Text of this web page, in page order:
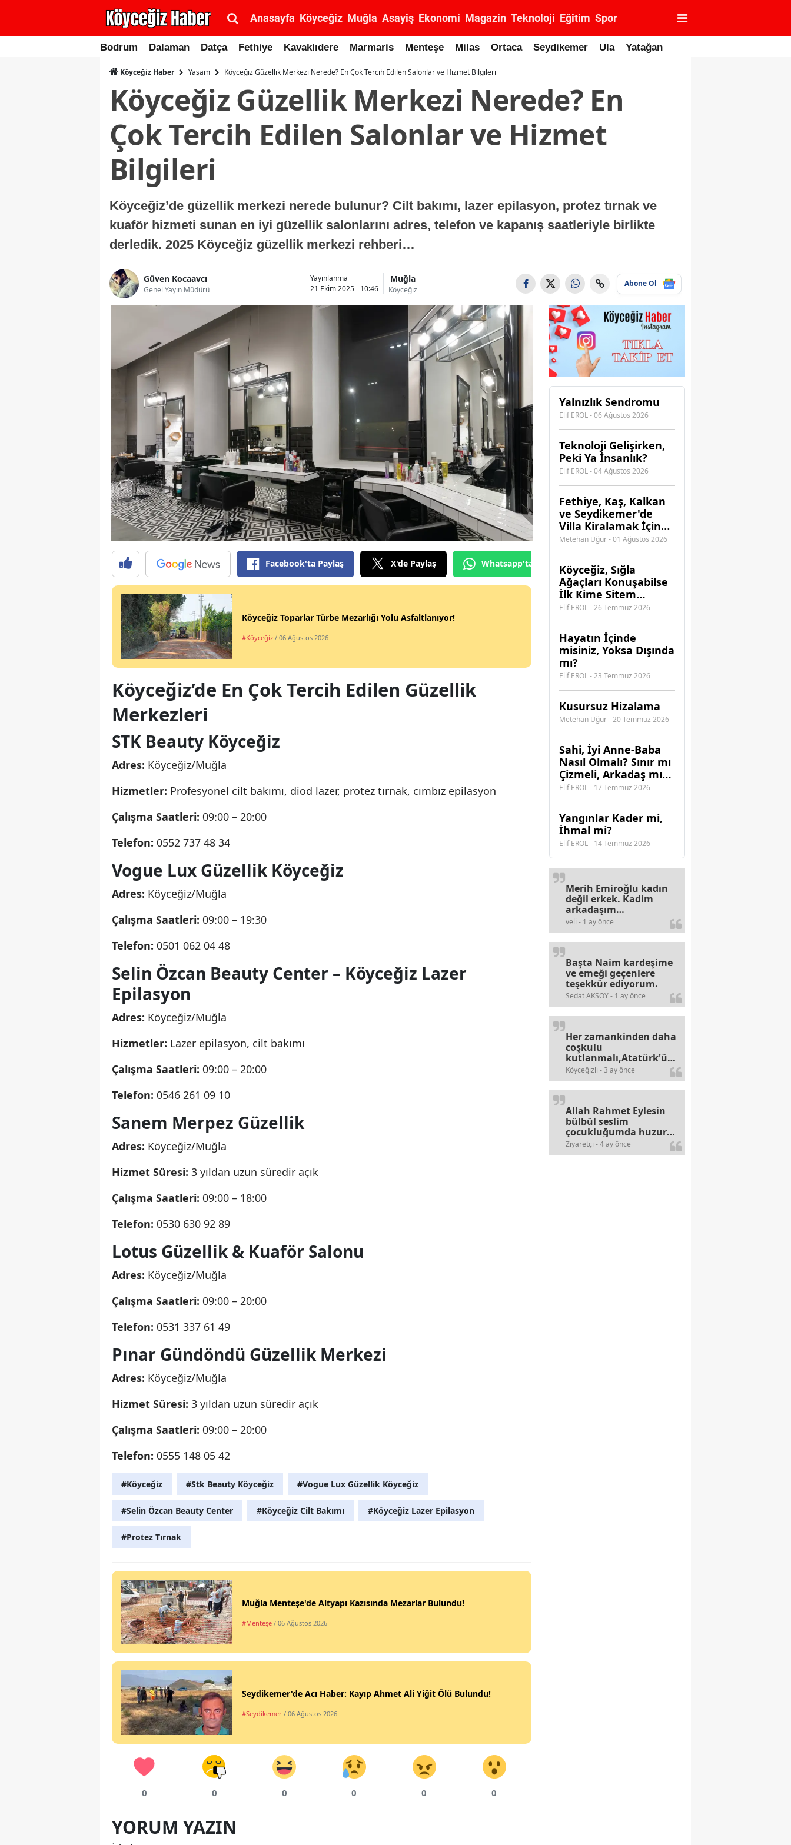
Anasayfa Köyceğiz Muğla Asayiş Ekonomi Magazin Teknoloji Eğitim Spor
Bodrum Dalaman Datça Fethiye Kavaklıdere Marmaris Menteşe Milas Ortaca Seydikemer Ula Yatağan
Köyceğiz Haber Yaşam Köyceğiz Güzellik Merkezi Nerede? En Çok Tercih Edilen Salonlar ve Hizmet Bilgileri
Köyceğiz Güzellik Merkezi Nerede? En
Çok Tercih Edilen Salonlar ve Hizmet
Bilgileri
Köyceğiz’de güzellik merkezi nerede bulunur? Cilt bakımı, lazer epilasyon, protez tırnak ve
kuaför hizmeti sunan en iyi güzellik salonlarını adres, telefon ve kapanış saatleriyle birlikte
derledik. 2025 Köyceğiz güzellik merkezi rehberi…
Güven Kocaavcı
Genel Yayın Müdürü
Yayınlanma
21 Ekim 2025 - 10:46
Muğla
Köyceğiz
Abone Ol
Facebook'ta Paylaş X'de Paylaş Whatsapp'tan Gönder
Köyceğiz Toparlar Türbe Mezarlığı Yolu Asfaltlanıyor!
#Köyceğiz / 06 Ağustos 2026
Köyceğiz’de En Çok Tercih Edilen Güzellik
Merkezleri
STK Beauty Köyceğiz
Adres: Köyceğiz/Muğla
Hizmetler: Profesyonel cilt bakımı, diod lazer, protez tırnak, cımbız epilasyon
Çalışma Saatleri: 09:00 – 20:00
Telefon: 0552 737 48 34
Vogue Lux Güzellik Köyceğiz
Adres: Köyceğiz/Muğla
Çalışma Saatleri: 09:00 – 19:30
Telefon: 0501 062 04 48
Selin Özcan Beauty Center – Köyceğiz Lazer
Epilasyon
Adres: Köyceğiz/Muğla
Hizmetler: Lazer epilasyon, cilt bakımı
Çalışma Saatleri: 09:00 – 20:00
Telefon: 0546 261 09 10
Sanem Merpez Güzellik
Adres: Köyceğiz/Muğla
Hizmet Süresi: 3 yıldan uzun süredir açık
Çalışma Saatleri: 09:00 – 18:00
Telefon: 0530 630 92 89
Lotus Güzellik & Kuaför Salonu
Adres: Köyceğiz/Muğla
Çalışma Saatleri: 09:00 – 20:00
Telefon: 0531 337 61 49
Pınar Gündöndü Güzellik Merkezi
Adres: Köyceğiz/Muğla
Hizmet Süresi: 3 yıldan uzun süredir açık
Çalışma Saatleri: 09:00 – 20:00
Telefon: 0555 148 05 42
#Köyceğiz #Stk Beauty Köyceğiz #Vogue Lux Güzellik Köyceğiz
#Selin Özcan Beauty Center #Köyceğiz Cilt Bakımı #Köyceğiz Lazer Epilasyon
#Protez Tırnak
Muğla Menteşe'de Altyapı Kazısında Mezarlar Bulundu!
#Menteşe / 06 Ağustos 2026
Seydikemer'de Acı Haber: Kayıp Ahmet Ali Yiğit Ölü Bulundu!
#Seydikemer / 06 Ağustos 2026
0 0 0 0 0 0
YORUM YAZIN
Yalnızlık Sendromu
Elif EROL - 06 Ağustos 2026
Teknoloji Gelişirken,
Peki Ya İnsanlık?
Elif EROL - 04 Ağustos 2026
Fethiye, Kaş, Kalkan
ve Seydikemer'de
Villa Kiralamak İçin
Hangi Acenteye
Güvenebilirsiniz?
Metehan Uğur - 01 Ağustos 2026
Köyceğiz, Sığla
Ağaçları Konuşabilse
İlk Kime Sitem
Ederdi?
Elif EROL - 26 Temmuz 2026
Hayatın İçinde
misiniz, Yoksa Dışında
mı?
Elif EROL - 23 Temmuz 2026
Kusursuz Hizalama
Metehan Uğur - 20 Temmuz 2026
​Sahi, İyi Anne-Baba
Nasıl Olmalı? Sınır mı
Çizmeli, Arkadaş mı
Olmalı?
Elif EROL - 17 Temmuz 2026
Yangınlar Kader mi,
İhmal mi?
Elif EROL - 14 Temmuz 2026
veli - 1 ay önce
Merih Emiroğlu kadın
değil erkek. Kadim
arkadaşım
haberinizdeki hataya
gayb den
gülümsüyordur.
Sedat AKSOY - 1 ay önce
Başta Naim kardeşime
ve emeği geçenlere
teşekkür ediyorum.
Köyceğizli - 3 ay önce
Her zamankinden daha
coşkulu
kutlanmalı,Atatürk'ün
bayramlarına olan
alerjileri bitmez,bahane
arayan illaki bulur.
Ziyaretçi - 4 ay önce
Allah Rahmet Eylesin
bülbül seslim
çocukluğumda huzur
olurdu evimize.
Ablamla bağıra bağıra